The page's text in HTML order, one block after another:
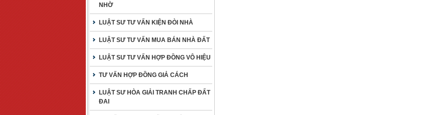
NHỜ
LUẬT SƯ TƯ VẤN KIỆN ĐÒI NHÀ
LUẬT SƯ TƯ VẤN MUA BÁN NHÀ ĐẤT
LUẬT SƯ TƯ VẤN HỢP ĐỒNG VÔ HIỆU
TƯ VẤN HỢP ĐỒNG GIẢ CÁCH
LUẬT SƯ HÒA GIẢI TRANH CHẤP ĐẤT
ĐAI